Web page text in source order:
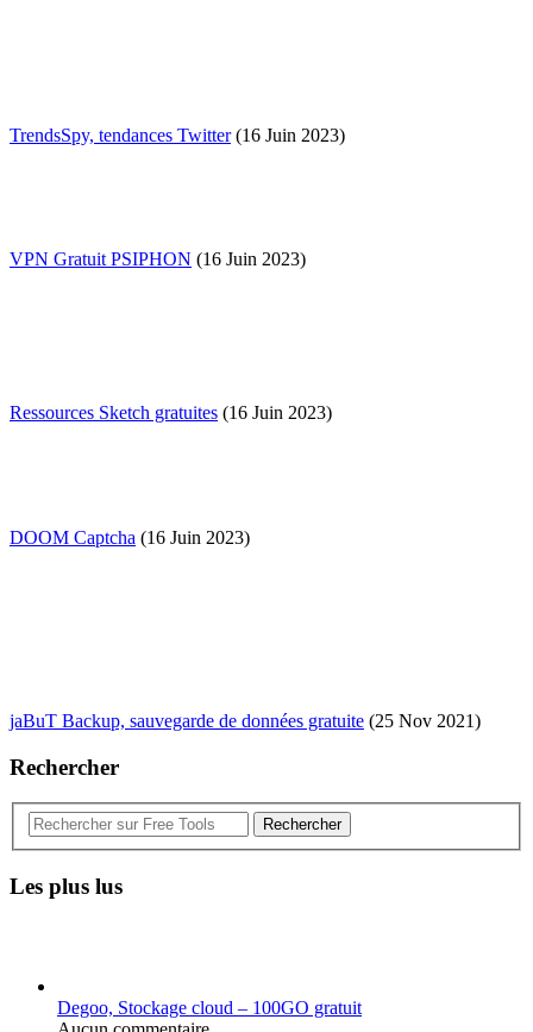
TrendsSpy, tendances Twitter(16 Juin 2023)
VPN Gratuit PSIPHON (16 Juin 2023)
Ressources Sketch gratuites (16 Juin 2023)
DOOM Captcha (16 Juin 2023)
jaBuT Backup, sauvegarde de données gratuite (25 Nov 2021)
Rechercher
Rechercher
Les plus lus
Degoo, Stockage cloud – 100GO gratuit